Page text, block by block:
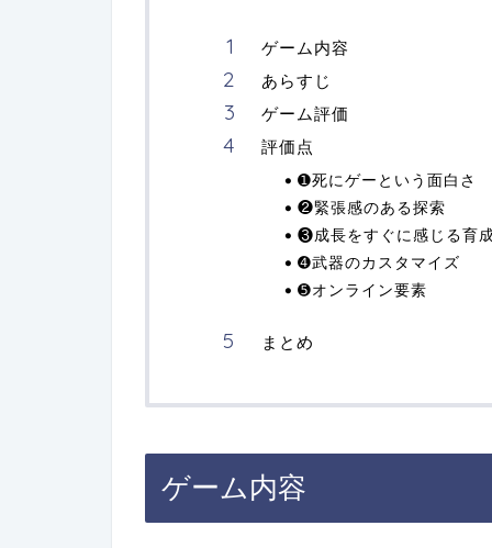
ゲーム内容
あらすじ
ゲーム評価
評価点
➊死にゲーという面白さ
❷緊張感のある探索
❸成長をすぐに感じる育
➍武器のカスタマイズ
➎オンライン要素
まとめ
ゲーム内容